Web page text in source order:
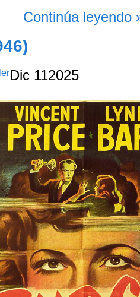
Continúa leyendo
Dic 112025